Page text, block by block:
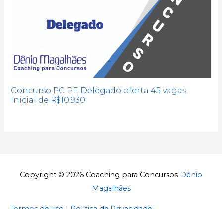
Concurso PC PE Delegado oferta 45 vagas.
Inicial de R$10.930
Copyright © 2026 Coaching para Concursos Dênio
Magalhães